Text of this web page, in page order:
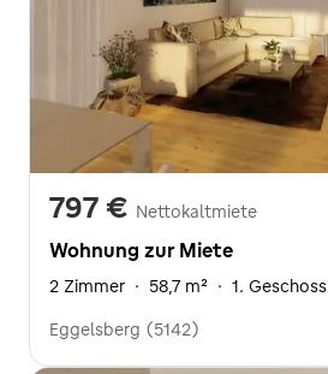
797 € Nettokaltmiete
Wohnung zur Miete
2 Zimmer · 58,7 m² · 1. Geschoss
Eggelsberg (5142)